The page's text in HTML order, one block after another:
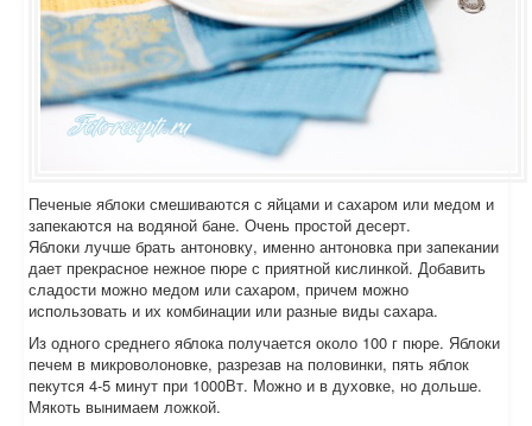
Печеные яблоки смешиваются с яйцами и сахаром или медом и
запекаются на водяной бане. Очень простой десерт.
Яблоки лучше брать антоновку, именно антоновка при запекании
дает прекрасное нежное пюре с приятной кислинкой. Добавить
сладости можно медом или сахаром, причем можно
использовать и их комбинации или разные виды сахара.
Из одного среднего яблока получается около 100 г пюре. Яблоки
печем в микроволоновке, разрезав на половинки, пять яблок
пекутся 4-5 минут при 1000Вт. Можно и в духовке, но дольше.
Мякоть вынимаем ложкой.